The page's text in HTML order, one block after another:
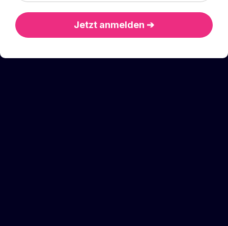
Jetzt anmelden ➔